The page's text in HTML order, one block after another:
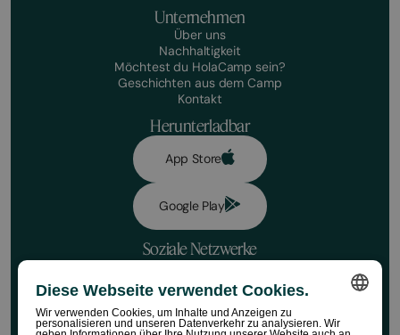
Unternehmen
Über uns
Nachhaltigkeit
Möchtest du HolaCamp sein?
Geschichten aus dem Camp
Kontakt
Herunterladbar
App Store
Google Play
Soziale Netzwerke
Datenschutzrichtlinie
Buchungsbedingungen
Haftungsausschluss
SPANISH
Diese Webseite verwendet Cookies.
Wir verwenden Cookies, um Inhalte und Anzeigen zu
personalisieren und unseren Datenverkehr zu analysieren. Wir